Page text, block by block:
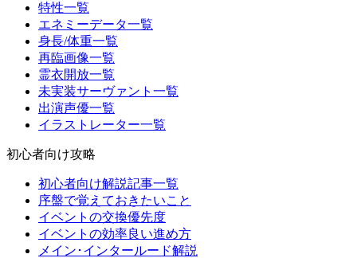
特性一覧
エネミーデータ一覧
身長/体重一覧
再臨画像一覧
霊衣開放一覧
未実装サーヴァント一覧
出演声優一覧
イラストレーター一覧
初心者向け攻略
初心者向け解説記事一覧
序盤で覚えておきたいこと
イベントの交換優先度
イベントの効率良い進め方
メイン･インタールード解説